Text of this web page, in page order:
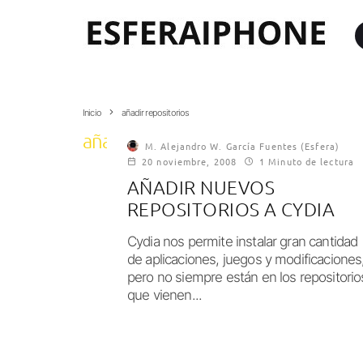
Inicio añadir repositorios
añadir repositorios
M. Alejandro W. García Fuentes (Esfera)
20 noviembre, 2008
1 Minuto de lectura
AÑADIR NUEVOS
REPOSITORIOS A CYDIA
Cydia nos permite instalar gran cantidad
de aplicaciones, juegos y modificaciones,
pero no siempre están en los
que vienen...